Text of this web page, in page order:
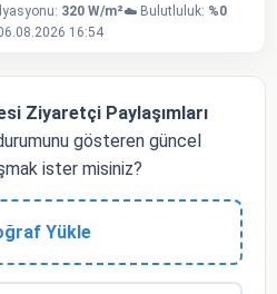
320 W/m²☁️ Bulutluluk: %0
16:54
Ziyaretçi Paylaşımları
gösteren güncel
ister misiniz?
Yükle